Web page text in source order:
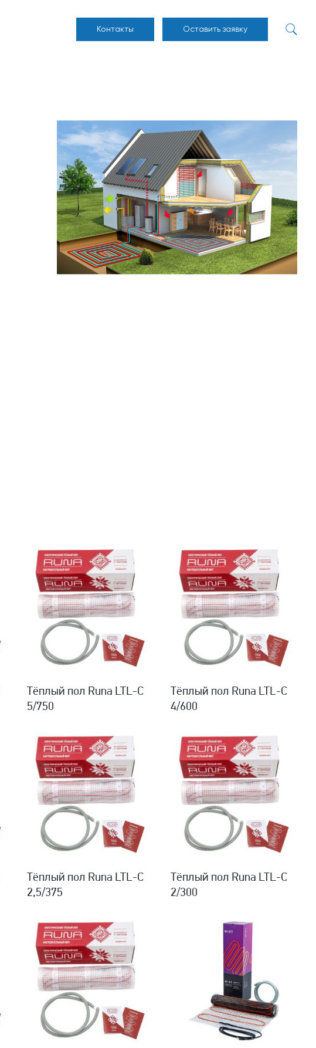
Контакты Оставить заявку
Тёплый пол Runa LTL-C
5/750
Тёплый пол Runa LTL-C
4/600
Тёплый пол Runa LTL-C
2,5/375
Тёплый пол Runa LTL-C
2/300